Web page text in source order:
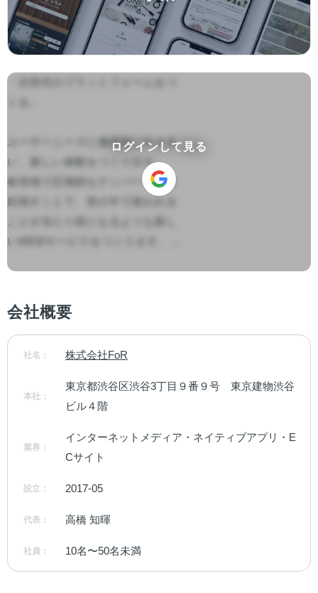
「次世代のプラットフォームをつ
くる」
ユーザーニーズに徹底的に向き合
い、新しい体験をつくり出す。
各領域で圧倒的なナンバーワンを
目指すことで、世の中で使われる
いWEBサービスをつくります。...
ログインして見る
会社概要
社名： 株式会社FoR
本社：
東京都渋谷区渋谷3丁目９番９号　東京建物渋谷
ビル４階
業界：
インターネットメディア・ネイティブアプリ・E
Cサイト
設立： 2017-05
代表： 高橋 知暉
社員： 10名〜50名未満